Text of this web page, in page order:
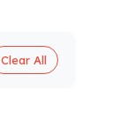
Clear All